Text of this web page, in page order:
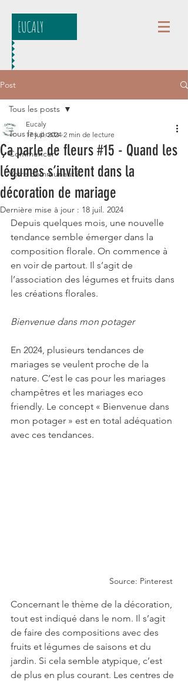
EUCALY
Post
Tous les posts
Commencer
Votre communauté
Tous les posts
Ça parle de fleurs #15 - Quand les
légumes s’invitent dans la
décoration de mariage
Eucaly
17 juil. 2024 2 min de lecture
Dernière mise à jour : 18 juil. 2024
Depuis quelques mois, une nouvelle
tendance semble émerger dans la
composition florale. On commence à
en voir de partout. Il s’agit de
l’association des légumes et fruits dans
les créations florales.
Bienvenue dans mon potager
En 2024, plusieurs tendances de
mariages se veulent proche de la
nature. C’est le cas pour les mariages
champêtres et les mariages eco
friendly. Le concept « Bienvenue dans
mon potager » est en total adéquation
avec ces tendances.
Source: Pinterest
Concernant le thème de la décoration,
tout est indiqué dans le nom. Il s’agit
de faire des compositions avec des
fruits et légumes de saisons et du
jardin. Si cela semble atypique, c’est
de plus en plus courant. Les centres de